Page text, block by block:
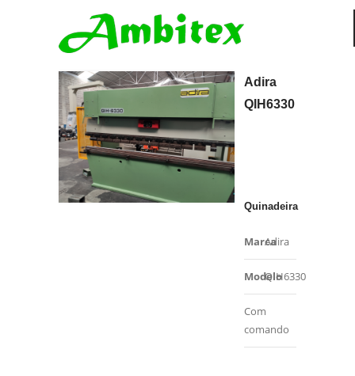
Adira
QIH6330
Quinadeira
MarcaAdira
ModeloQIH6330
Com
comando